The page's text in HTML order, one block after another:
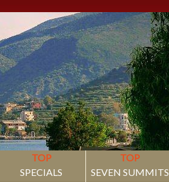
TOP
SPECIALS
TOP
SEVEN SUMMITS